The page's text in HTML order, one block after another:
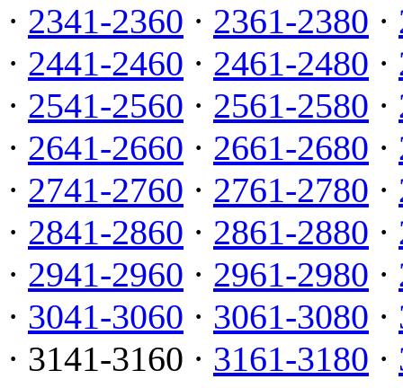
· 2341-2360 · 2361-2380 ·
· 2441-2460 · 2461-2480 ·
· 2541-2560 · 2561-2580 ·
· 2641-2660 · 2661-2680 ·
· 2741-2760 · 2761-2780 ·
· 2841-2860 · 2861-2880 ·
· 2941-2960 · 2961-2980 ·
· 3041-3060 · 3061-3080 ·
· 3141-3160 · 3161-3180 ·